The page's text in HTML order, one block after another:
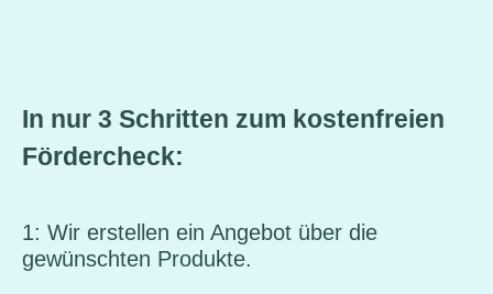
In nur 3 Schritten zum kostenfreien
Fördercheck:
1: Wir erstellen ein Angebot über die
gewünschten Produkte.